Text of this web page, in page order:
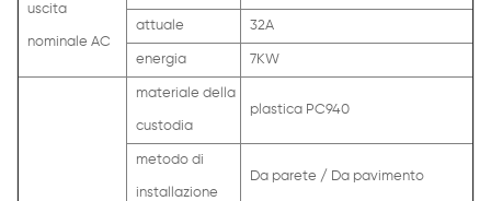
uscita
nominale AC
attuale 32A
energia 7KW
materiale della
custodia
plastica PC940
metodo di
installazione
Da parete / Da pavimento